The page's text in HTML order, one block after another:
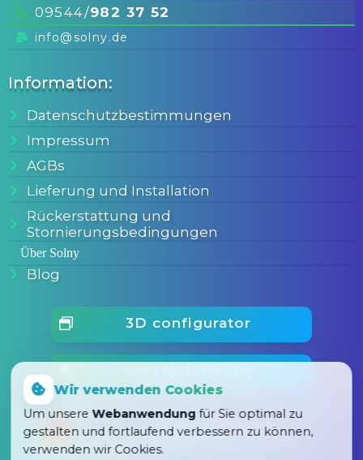
09544/982 37 52
info@solny.de
Information:
Datenschutzbestimmungen
Impressum
AGBs
Lieferung und Installation
Rückerstattung und
Stornierungsbedingungen
Über Solny
Blog
3D configurator
Die Qualität unserer Produkte ist und
wir könneneinfach hervorragenddies
garantieren.
Wir verwenden Cookies
Um unsereWebanwendungfür Sie optimal zu
gestalten und fortlaufend verbessern zu können,
verwenden wir Cookies.